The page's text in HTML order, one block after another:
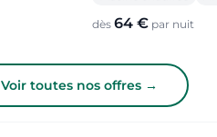
dès 64 € par nuit
Voir toutes nos offres →